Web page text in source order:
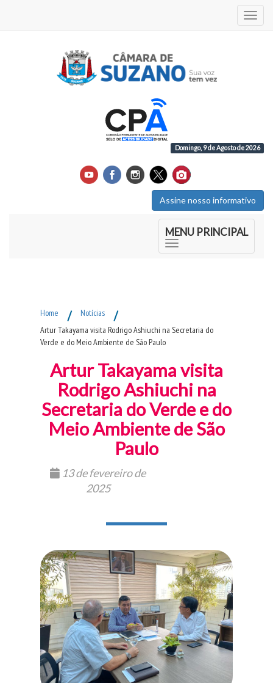
Domingo, 9 de Agosto de 2026
Assine nosso informativo
MENU PRINCIPAL
Home / Notícias /
Artur Takayama visita Rodrigo Ashiuchi na Secretaria do
Verde e do Meio Ambiente de São Paulo
Artur Takayama visita
Rodrigo Ashiuchi na
Secretaria do Verde e do
Meio Ambiente de São
Paulo
13 de fevereiro de
2025